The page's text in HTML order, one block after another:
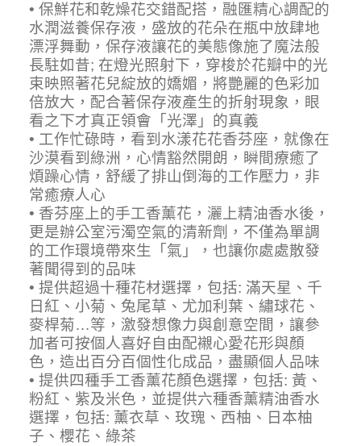
• 保鮮花和乾燥花交錯配搭，融匯精心調配的
水潤滋養保存液，盛放的花朵在瓶中放肆地
漂浮舞動，保存液讓花的美態像施了魔法般
長駐如昔; 在燈光照射下，穿梭於花瓣中的光
束映照著花兒綻放的嬌媚，將艷麗的色彩加
倍放大，配合著保存液產生的折射現象，眼
看之下才真正領會「光澤」的真義
• 工作忙碌時，看到水漾花花香芬座，就像在
沙漠看到綠洲，心情豁然開朗，瞬間療癒了
煩躁心情，舒緩了排山倒海的工作壓力，非
常癒療人心
• 香芬座上的手工香薰花，灑上精油香水後，
更是辦公室污濁空氣的清新劑，不僅為單調
的工作環境帶來生「氣」，也讓你處處散發
著聞得到的品味
• 提供超過十種花材選擇，包括: 滿天星、千
日紅、小菊、兔尾草、尤加利葉、繡球花、
麥桿菊…等，激發想像力與創意空間，讓參
加者可按個人喜好自由配襯心愛花形與顏
色，造出百分百個性化成品，盡顯個人品味
• 提供四種手工香薰花顏色選擇， 包括: 黃、
粉紅、紫及米色 ，並提供六種香薰精油香水
選擇， 包括: 薰衣草 、 玫瑰 、 西柚 、 日本柚
子 、 櫻花 、 綠茶